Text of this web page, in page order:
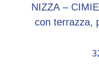
NIZZA –
con terrazza,